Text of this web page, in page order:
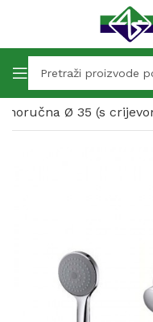
Ø 35 (s